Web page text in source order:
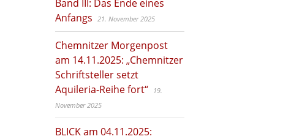
Band III: Das Ende eines
Anfangs 21. November 2025
Chemnitzer Morgenpost
am 14.11.2025: „Chemnitzer
Schriftsteller setzt
Aquileria-Reihe fort“
19.
November 2025
BLICK am 04.11.2025: